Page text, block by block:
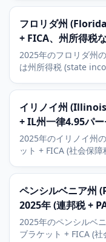
た額です。401(k) (確
除に対応。
フロリダ州
+ FICA、州所得税
2025年のフロリダ州
は州所得税 (state
た額です。401(k) (確
除に対応。
イリノイ州
+ IL州一律4.95パ
2025年のイリノイ州
ット + FICA (社会保
とHSA (医療貯蓄口座
ペンシルベニア州
2025年 (連邦税 +
2025年のペンシルベ
ブラケット + FICA (